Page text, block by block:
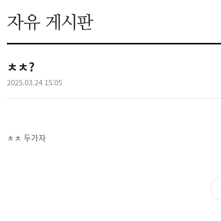
ㅊㅊ?
2025.03.24 15:05
ㅊㅊ 두가자